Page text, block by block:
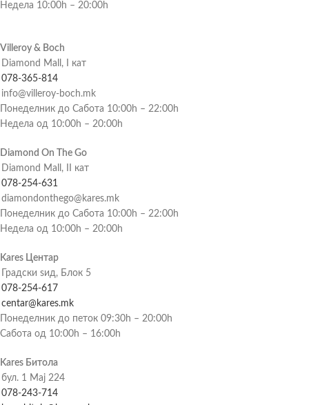
Недела 10:00h – 20:00h
Villeroy & Boch
Diamond Mall, I кат
078-365-814
info@villeroy-boch.mk
Понеделник до Сабота 10:00h – 22:00h
Недела од 10:00h – 20:00h
Diamond On The Go
Diamond Mall, II кат
078-254-631
diamondonthego@kares.mk
Понеделник до Сабота 10:00h – 22:00h
Недела од 10:00h – 20:00h
Kares Центар
Градски ѕид, Блок 5
078-254-617
centar@kares.mk
Понеделник до петок 09:30h – 20:00h
Сабота од 10:00h – 16:00h
Kares Битола
бул. 1 Мај 224
078-243-714